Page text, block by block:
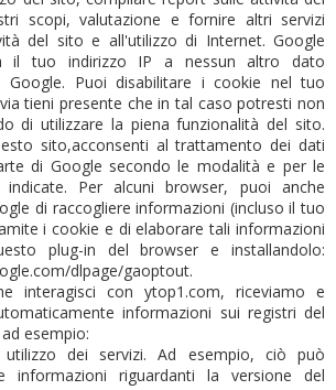
scopi, valutazione e fornire altri servizi
del sito e all'utilizzo di Internet. Google
il tuo indirizzo IP a nessun altro dato
Google. Puoi disabilitare i cookie nel tuo
tieni presente che in tal caso potresti non
di utilizzare la piena funzionalità del sito.
sito,acconsenti al trattamento dei dati
di Google secondo le modalità e per le
Per alcuni browser, puoi anche
di raccogliere informazioni (incluso il tuo
i cookie e di elaborare tali informazioni
plug-in del browser e installandolo:
dlpage/gaoptout.
interagisci con ytop1.com, riceviamo e
informazioni sui registri del
esempio:
dei servizi. Ad esempio, ciò può
informazioni riguardanti la versione del